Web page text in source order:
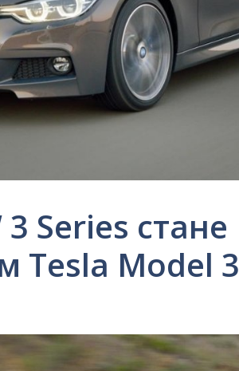
Series стане
Tesla Model 3